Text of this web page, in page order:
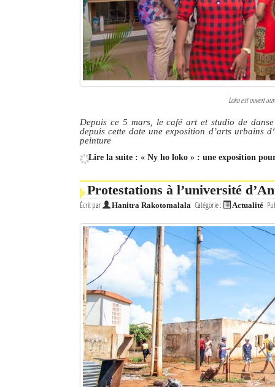
Le Nord de Madagascar
L'actualité du tourisme
Diego Suarez Pratique
Loko est ouvert
Depuis ce 5 mars, le café art et studio de
depuis cette date une exposition d’arts urbains
peinture
Lire la suite : « Ny ho loko » : une exposition
Protestations à l’université
Écrit par Hanitra Rakotomalala Catégorie : Actualité